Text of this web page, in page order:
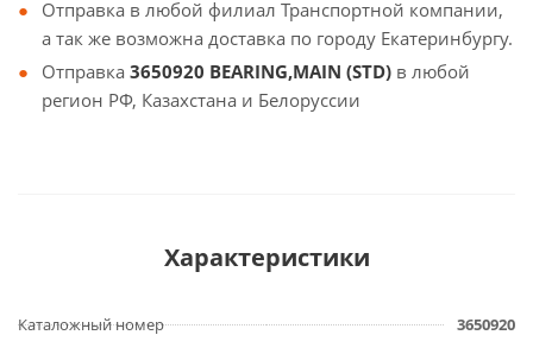
Отправка в любой филиал Транспортной компании,
а так же возможна доставка по городу Екатеринбургу.
Отправка 3650920 BEARING,MAIN (STD) в любой
регион РФ, Казахстана и Белоруссии
Характеристики
Каталожный номер 3650920